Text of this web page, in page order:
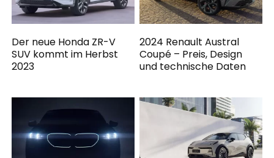
Der neue Honda ZR-V
SUV kommt im Herbst
2023
2024 Renault Austral
Coupé – Preis, Design
und technische Daten